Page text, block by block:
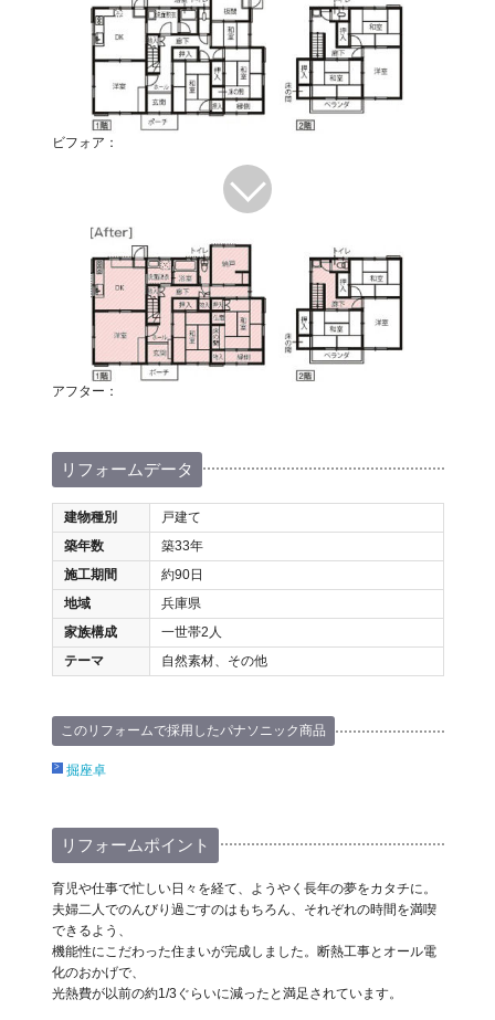
ビフォア：
アフター：
リフォームデータ
建物種別
戸建て
築年数
築33年
施工期間
約90日
地域
兵庫県
家族構成
一世帯2人
テーマ
自然素材、その他
このリフォームで採用したパナソニック商品
掘座卓
リフォームポイント
育児や仕事で忙しい日々を経て、ようやく長年の夢をカタチに。
夫婦二人でのんびり過ごすのはもちろん、それぞれの時間を満喫
できるよう、
機能性にこだわった住まいが完成しました。断熱工事とオール電
化のおかげで、
光熱費が以前の約1/3ぐらいに減ったと満足されています。